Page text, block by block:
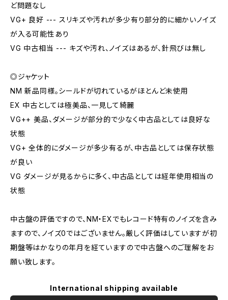
ど問題なし
VG+ 良好 --- スリキズや汚れが多少有り部分的に細かいノイズ
が入る可能性あり
VG 中古相当 --- キズや汚れ、ノイズはあるが、針飛びは無し
◎ジャケット
NM 新品同様。シールドが切れているがほとんど未使用
EX 中古としては極美品、一見して綺麗
VG++ 美品、ダメージが部分的で少なく中古品としては良好な
状態
VG+ 全体的にダメージが多少有るが、中古品としては保存状態
が良い
VG ダメージが見るからに多く、中古品としては経年使用相当の
状態
中古盤の評価ですので、NM・EXでもレコード特有のノイズを含み
ますので、ノイズ0ではございません。厳しく評価はしていますが初
期盤等はかなりの年月を経ていますので中古盤へのご理解をお
願い致します。
International shipping available